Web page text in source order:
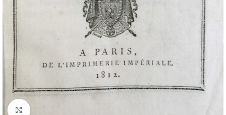
Cliquez pour agrandir